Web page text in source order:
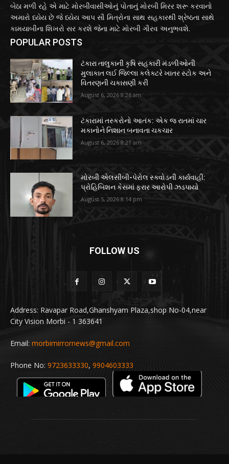
બેઠા મળી રહે એ માટે મોરબીવાસીઓનું પોતાનું મોરબી મિરર શરૂ કરવાનો
અમારો ધ્યેય છે જે ધ્યેય આપ સૌ મિત્રોના સાથ સહકારથી શ્રેષ્ઠતા સાથે
કામયાબીના શિખરો સર કરશે જેના માટે મોરબી ગૌરવ અનુભવશે.
POPULAR POSTS
ટંકારા તાલુકાની કૃષિ સહકારી મંડળીઓની
મુલાકાત લઈ જિલ્લા કલેક્ટરે ખાતર સ્ટોક અને
વિતરણની ચકાસણી કરી
August 6, 2026 8:26 am
ટંકારામાં તસ્કરોનો આતંક: એક જ રાતમાં ચાર
મકાનોને નિશાન બનાવતા ચકચાર
August 6, 2026 8:21 am
મોરબી એલસીબી-પેરોલ સ્ક્વોડની કાર્યવાહી:
પ્રોહિબિશન કેસમાં ફરાર આરોપી ઝડપાયો
August 5, 2026 8:14 pm
FOLLOW US
Address: Ravapar Road,Ghanshyam Plaza,shop No-04,near
City Vision Morbi - 1 363641
Email: morbimirrornews@gmail.com
Phone No: 9723633330, 9904603333